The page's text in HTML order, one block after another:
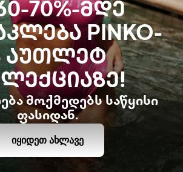
70%-ᲛᲓᲔ
PINKO-
ᲐᲣᲗᲚᲔᲢ
მოქმედებს საწყისი
ფასიდან.
ᲘᲧᲘᲓᲔᲗ ᲐᲮᲚᲐᲕᲔ